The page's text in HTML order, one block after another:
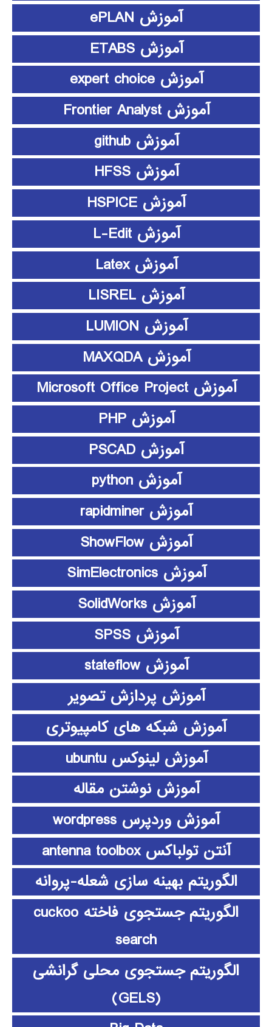
آموزش ePLAN
آموزش ETABS
آموزش expert choice
آموزش Frontier Analyst
آموزش github
آموزش HFSS
آموزش HSPICE
آموزش L-Edit
آموزش Latex
آموزش LISREL
آموزش LUMION
آموزش MAXQDA
آموزش Microsoft Office Project
آموزش PHP
آموزش PSCAD
آموزش python
آموزش rapidminer
آموزش ShowFlow
آموزش SimElectronics
آموزش SolidWorks
آموزش SPSS
آموزش stateflow
آموزش پردازش تصویر
آموزش شبکه های کامپیوتری
آموزش لینوکس ubuntu
آموزش نوشتن مقاله
آموزش وردپرس wordpress
آنتن تولباکس antenna toolbox
الگوریتم بهینه سازی شعله-پروانه
الگوریتم جستجوی فاخته cuckoo
search
الگوریتم جستجوی محلی گرانشی
(GELS)